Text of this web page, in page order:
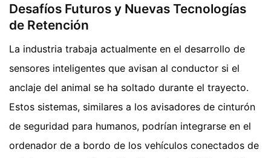
Desafíos Futuros y Nuevas Tecnologías
de Retención
La industria trabaja actualmente en el desarrollo de
sensores inteligentes que avisan al conductor si el
anclaje del animal se ha soltado durante el trayecto.
Estos sistemas, similares a los avisadores de cinturón
de seguridad para humanos, podrían integrarse en el
ordenador de a bordo de los vehículos conectados de